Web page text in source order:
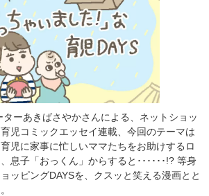
ーあきばさやかさんによる、ネットショッ
児コミックエッセイ連載、今回のテーマは
育児に家事に忙しいママたちをお助けするロ
息子「おっくん」からすると･･････!? 等身
ッピングDAYSを、クスッと笑える漫画とと